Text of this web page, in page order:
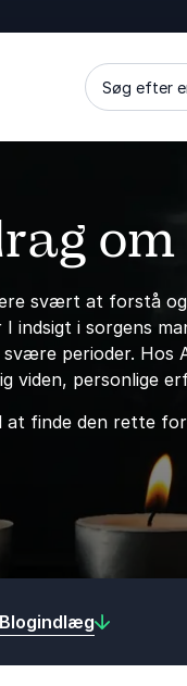
Søg efter
om
svært at forstå
indsigt i sorgens
perioder.
viden, personlige
finde den rette
Blogindlæg